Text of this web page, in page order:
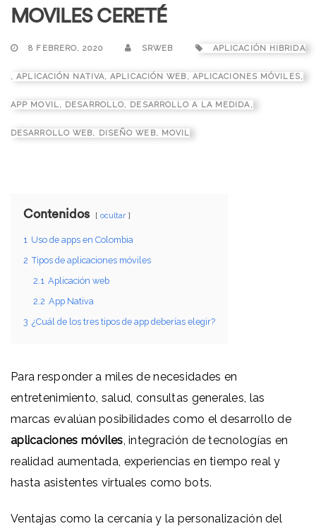
MOVILES CERETÉ
8 FEBRERO, 2020 SRWEB APLICACIÓN HIBRIDA
,APLICACIÓN NATIVA,APLICACIÓN WEB, APLICACIONES MÓVILES,
APP MOVIL, DESARROLLO, DESARROLLO A LA MEDIDA,
DESARROLLO WEB, DISEÑO WEB, MOVIL
Contenidos ocultar
1 Uso de apps en Colombia
2 Tipos de aplicaciones móviles
2.1 Aplicación web
2.2 App Nativa
3 ¿Cuál de los tres tipos de app deberías elegir?
Para responder a miles de necesidades en
entretenimiento, salud, consultas generales, las
marcas evalúan posibilidades como el desarrollo de
aplicaciones móviles , integración de tecnologías en
realidad aumentada, experiencias en tiempo real y
hasta asistentes virtuales como bots.
Ventajas como la cercanía y la personalización del